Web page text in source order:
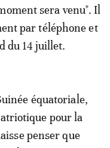
sera venu". Il
par téléphone et
du 14 juillet.
équatoriale,
pour la
penser que